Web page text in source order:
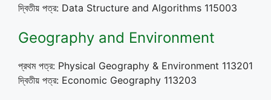
দ্বিতীয় পত্র: Data Structure and Algorithms 115003
Geography and Environment
প্রথম পত্র: Physical Geography & Environment 113201
দ্বিতীয় পত্র: Economic Geography 113203